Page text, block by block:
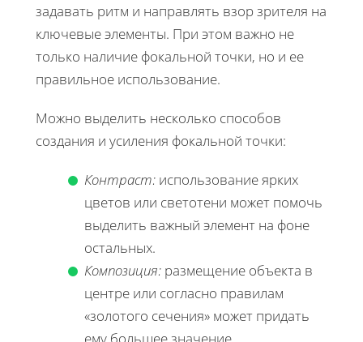
задавать ритм и направлять взор зрителя на
ключевые элементы. При этом важно не
только наличие фокальной точки, но и ее
правильное использование.
Можно выделить несколько способов
создания и усиления фокальной точки:
Контраст: использование ярких
цветов или светотени может помочь
выделить важный элемент на фоне
остальных.
Композиция: размещение объекта в
центре или согласно правилам
«золотого сечения» может придать